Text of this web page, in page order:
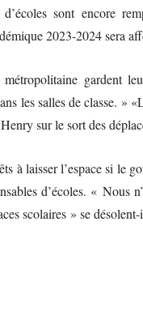
sont encore
2023-2024 sera
gardent
les salles de classe. »
sur le sort des
à laisser l’espace si le
d’écoles. « Nous
scolaires » se désolent-